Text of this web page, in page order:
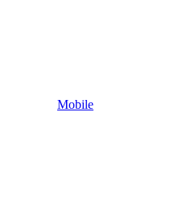
Mobile